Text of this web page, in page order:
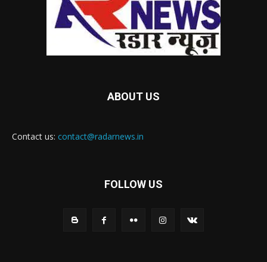
ABOUT US
Contact us: contact@radarnews.in
FOLLOW US